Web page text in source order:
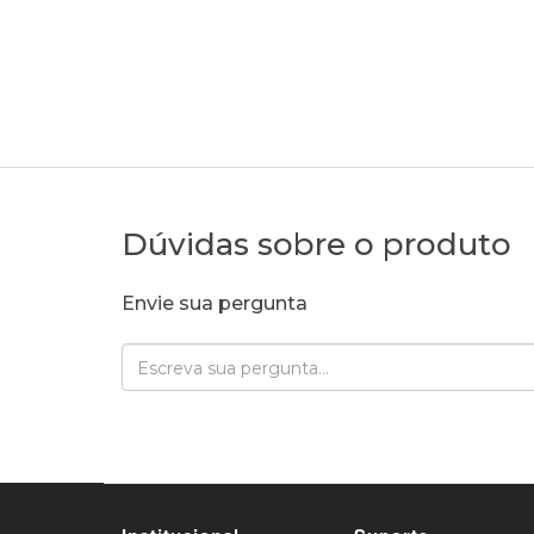
Dúvidas sobre o produto
Envie sua pergunta